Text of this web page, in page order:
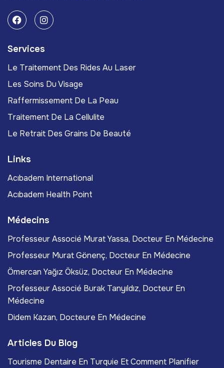
Services
Le Traitement Des Rides Au Laser
Les Soins Du Visage
Raffermissement De La Peau
Traitement De La Cellulite
Le Retrait Des Grains De Beauté
Links
Acıbadem International
Acıbadem Health Point
Médecins
Professeur Associé Murat Yassa, Docteur En Médecine
Professeur Murat Gönenç, Docteur En Médecine
Ömercan Yağız Öksüz, Docteur En Médecine
Professeur Associé Burak Tanyıldız, Docteur En
Médecine
Didem Kazan, Docteure En Médecine
Articles Du Blog
Tourisme Dentaire En Turquie Et Comment Planifier